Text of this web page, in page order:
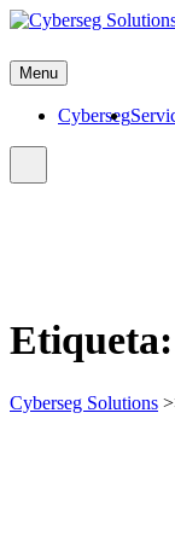
Skip
content
Menu
Cyberseg
Etiqueta:
Cyberseg Solutions